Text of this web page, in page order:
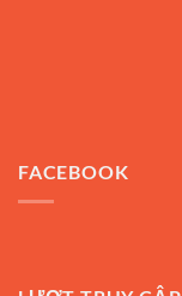
FACEBOOK